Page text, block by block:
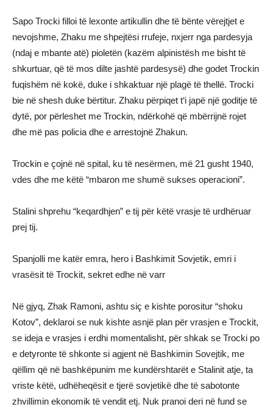
Sapo Trocki filloi të lexonte artikullin dhe të bënte vërejtjet e
nevojshme, Zhaku me shpejtësi rrufeje, nxjerr nga pardesyja
(ndaj e mbante atë) pioletën (kazëm alpinistësh me bisht të
shkurtuar, që të mos dilte jashtë pardesysë) dhe godet Trockin
fuqishëm në kokë, duke i shkaktuar një plagë të thellë. Trocki
bie në shesh duke bërtitur. Zhaku përpiqet t‘i japë një goditje të
dytë, por përleshet me Trockin, ndërkohë që mbërrijnë rojet
dhe më pas policia dhe e arrestojnë Zhakun.
Trockin e çojnë në spital, ku të nesërmen, më 21 gusht 1940,
vdes dhe me këtë “mbaron me shumë sukses operacioni”.
Stalini shprehu “keqardhjen” e tij për këtë vrasje të urdhëruar
prej tij.
Spanjolli me katër emra, hero i Bashkimit Sovjetik, emri i
vrasësit të Trockit, sekret edhe në varr
Në gjyq, Zhak Ramoni, ashtu siç e kishte porositur “shoku
Kotov”, deklaroi se nuk kishte asnjë plan për vrasjen e Trockit,
se ideja e vrasjes i erdhi momentalisht, për shkak se Trocki po
e detyronte të shkonte si agjent në Bashkimin Sovejtik, me
qëllim që në bashkëpunim me kundërshtarët e Stalinit atje, ta
vriste këtë, udhëheqësit e tjerë sovjetikë dhe të sabotonte
zhvillimin ekonomik të vendit etj. Nuk pranoi deri në fund se